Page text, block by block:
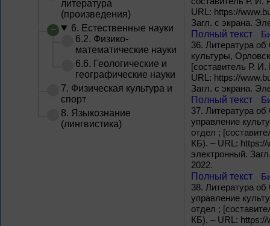
литература
(произведения)
6. Естественные науки
6.2. Физико-
математические науки
6.6. Геологические и
географические науки
7. Физическая культура и
спорт
8. Языкознание
(лингвистика)
URL: https://
Загл. с экрана.
Полный текст
36. Литература об
культуры,
[составитель Р.
URL: https://
Загл. с экрана.
Полный текст
37. Литература об
управление
отдел ;
КБ). – URL: https://
электронный.
2022.
Полный текст
38. Литература об
управление
отдел ;
КБ). – URL: https://